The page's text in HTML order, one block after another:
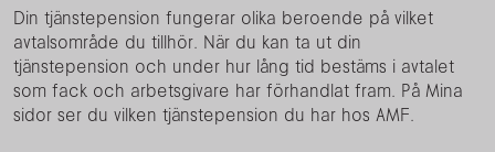
Din tjänstepension fungerar olika beroende på vilket
avtalsområde du tillhör. När du kan ta ut din
tjänstepension och under hur lång tid bestäms i avtalet
som fack och arbetsgivare har förhandlat fram. På Mina
sidor ser du vilken tjänstepension du har hos AMF.